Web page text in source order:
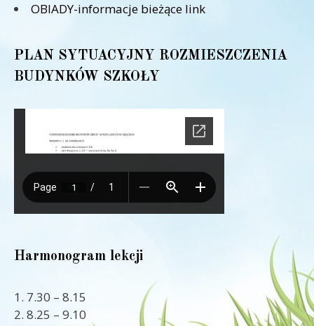
OBIADY-informacje bieżące link
PLAN SYTUACYJNY ROZMIESZCZENIA
BUDYNKÓW SZKOŁY
Harmonogram lekcji
1. 7.30 – 8.15
2. 8.25 – 9.10